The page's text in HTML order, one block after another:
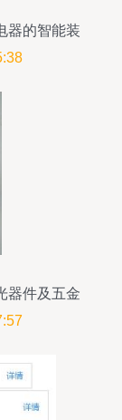
器的智能装
器件及五金